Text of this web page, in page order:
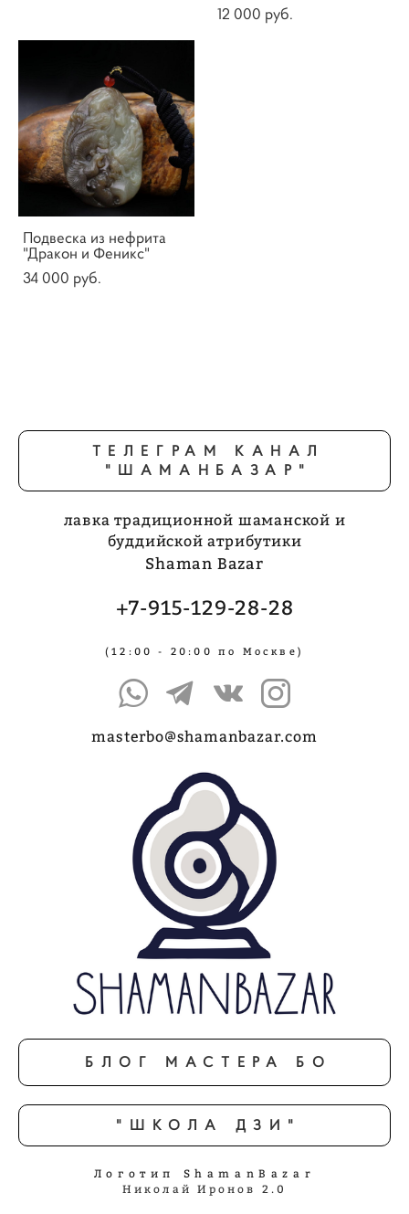
12 000 pуб.
Подвеска из нефрита
"Дракон и Феникс"
34 000 pуб.
ТЕЛЕГРАМ КАНАЛ
"ШАМАНБАЗАР"
лавка традиционной шаманской и
буддийской атрибутики
Shaman Bazar
+7-915-129-28-28
(12:00 - 20:00 по Москве)
masterbo@shamanbazar.com
БЛОГ МАСТЕРА БО
"ШКОЛА ДЗИ"
Логотип ShamanBazar
Николай Иронов 2.0